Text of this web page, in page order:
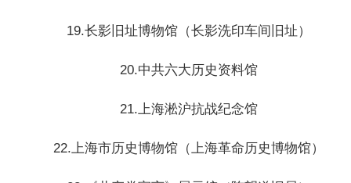
19.长影旧址博物馆（长影洗印车间旧址）
20.中共六大历史资料馆
21.上海淞沪抗战纪念馆
22.上海市历史博物馆（上海革命历史博物馆）